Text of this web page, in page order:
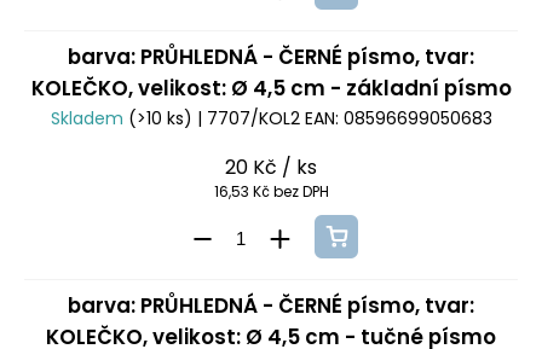
barva: PRŮHLEDNÁ - ČERNÉ písmo, tvar:
KOLEČKO, velikost: Ø 4,5 cm - základní písmo
Skladem (>10 ks) | 7707/KOL2 EAN: 08596699050683
20 Kč / ks
16,53 Kč bez DPH
barva: PRŮHLEDNÁ - ČERNÉ písmo, tvar:
KOLEČKO, velikost: Ø 4,5 cm - tučné písmo